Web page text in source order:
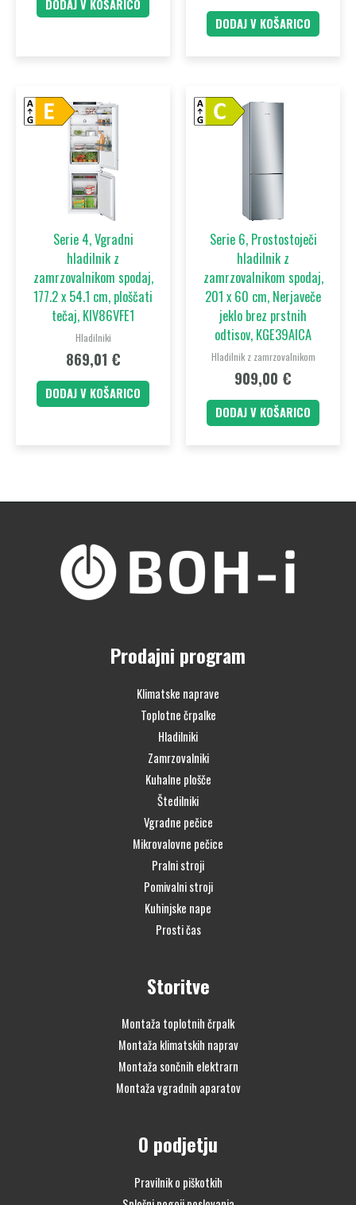
DODAJ V KOŠARICO
DODAJ V KOŠARICO
Serie 4, Vgradni
hladilnik z
zamrzovalnikom spodaj,
177.2 x 54.1 cm, ploščati
tečaj, KIV86VFE1
Hladilniki
869,01 €
DODAJ V KOŠARICO
Serie 6, Prostostoječi
hladilnik z
zamrzovalnikom spodaj,
201 x 60 cm, Nerjaveče
jeklo brez prstnih
odtisov, KGE39AICA
Hladilnik z zamrzovalnikom
909,00 €
DODAJ V KOŠARICO
Prodajni program
Klimatske naprave
Toplotne črpalke
Hladilniki
Zamrzovalniki
Kuhalne plošče
Štedilniki
Vgradne pečice
Mikrovalovne pečice
Pralni stroji
Pomivalni stroji
Kuhinjske nape
Prosti čas
Storitve
Montaža toplotnih črpalk
Montaža klimatskih naprav
Montaža sončnih elektrarn
Montaža vgradnih aparatov
O podjetju
Pravilnik o piškotkih